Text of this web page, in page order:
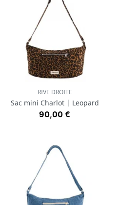
RIVE DROITE
Sac mini Charlot | Leopard
Prix
90,00 €